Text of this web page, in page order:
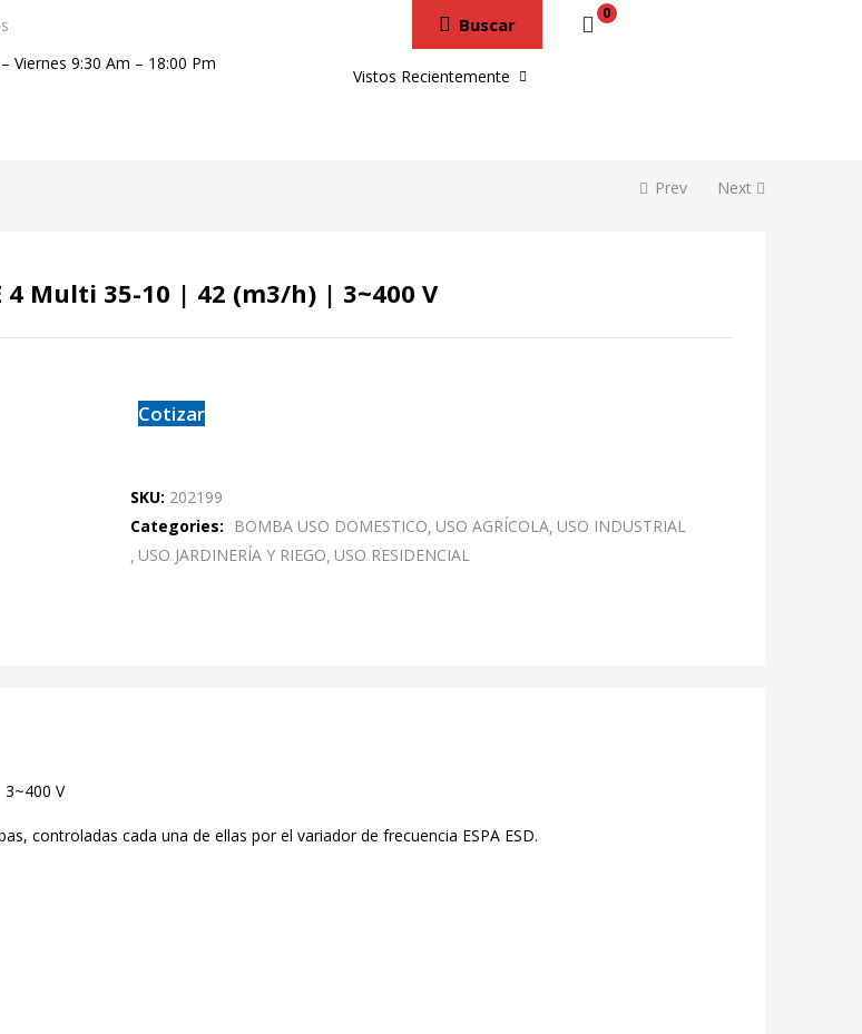
Buscar
0
Viernes 9:30 Am – 18:00 Pm
Vistos Recientemente
Prev Next
4 Multi 35-10 | 42 (m3/h) | 3~400 V
Cotizar
SKU: 202199
Categories:
BOMBA USO DOMESTICO USO AGRÍCOLA USO INDUSTRIAL
USO JARDINERÍA Y RIEGO USO RESIDENCIAL
V
controladas cada una de ellas por el variador de frecuencia ESPA ESD.